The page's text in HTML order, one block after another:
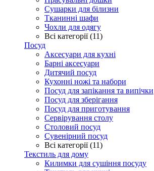
Сушарки для білизни
Тканинні шафи
Чохли для одягу
Всі категорії (11)
Посуд
Аксесуари для кухні
Барні аксесуари
Дитячий посуд
Кухонні ножі та набори
Посуд для запікання та випічки
Посуд для зберігання
Посуд для приготування
Сервірування столу
Столовий посуд
Сувенірний посуд
Всі категорії (11)
Текстиль для дому
Килимки для сушіння посуду